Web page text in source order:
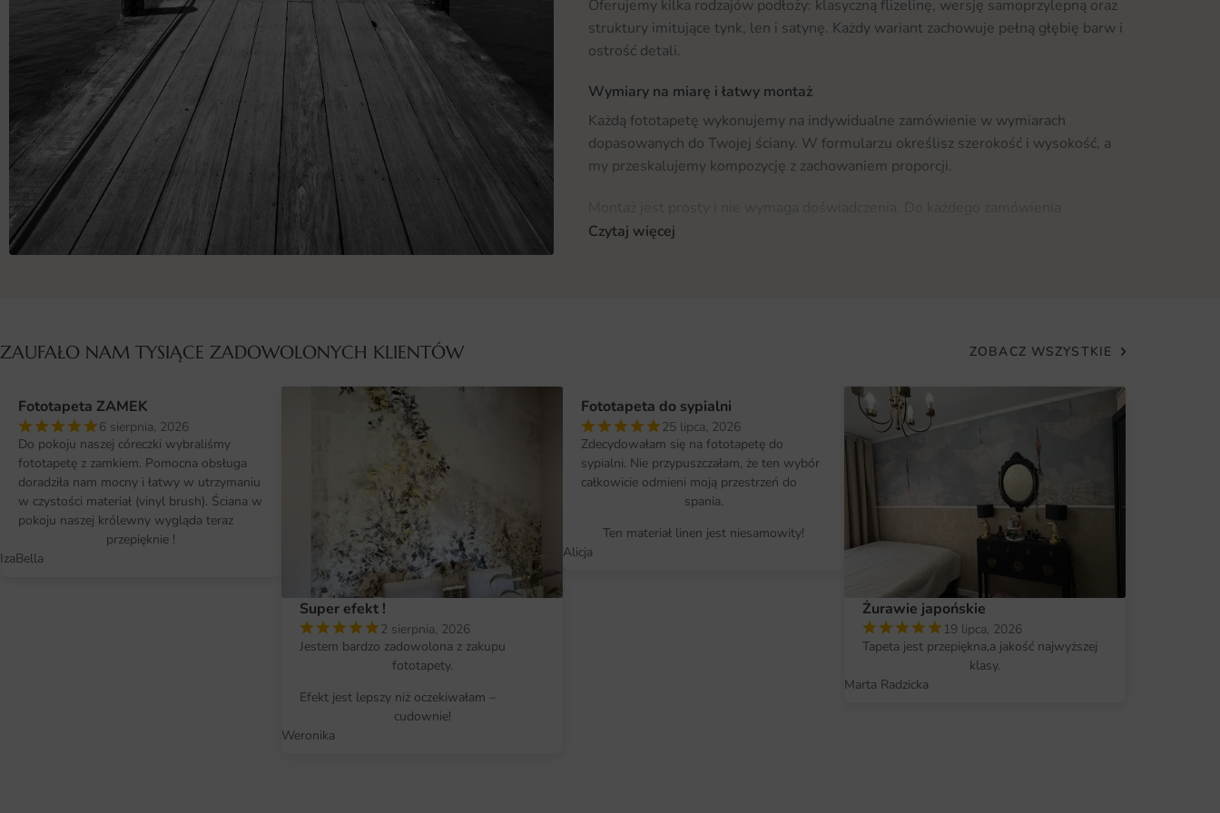
Oferujemy kilka rodzajów podłoży: klasyczną flizelinę, wersję samoprzylepną oraz
struktury imitujące tynk, len i satynę. Każdy wariant zachowuje pełną głębię barw i
ostrość detali.
Wymiary na miarę i łatwy montaż
Każdą fototapetę wykonujemy na indywidualne zamówienie w wymiarach
dopasowanych do Twojej ściany. W formularzu określisz szerokość i wysokość, a
my przeskalujemy kompozycję z zachowaniem proporcji.
dołączamy instrukcję i numerację pasów. Flizelinę przykleja się klejem na ścianę, a
dekoracji. To inwestycja w trwały element aranżacji, który będzie cieszyć oko przez
Architektoniczny motyw mostu
Klasyczna kompozycja z lustrem wody
Wyrafinowana paleta neutrałów
Niebanalny akcent dla koneserów
Czytaj więcej
ZAUFAŁO NAM TYSIĄCE ZADOWOLONYCH KLIENTÓW ZOBACZ WSZYSTKIE
Fototapeta ZAMEK
6 sierpnia, 2026
Do pokoju naszej córeczki wybraliśmy
fototapetę z zamkiem. Pomocna obsługa
doradziła nam mocny i łatwy w utrzymaniu
w czystości materiał (vinyl brush). Ściana w
pokoju naszej królewny wygląda teraz
przepięknie !
IzaBella
Super efekt !
2 sierpnia, 2026
Jestem bardzo zadowolona z zakupu
fototapety.
Efekt jest lepszy niż oczekiwałam –
cudownie!
Weronika
Fototapeta do sypialni
25 lipca, 2026
Zdecydowałam się na fototapetę do
sypialni. Nie przypuszczałam, że ten wybór
całkowicie odmieni moją przestrzeń do
spania.
Ten materiał linen jest niesamowity!
Alicja
Żurawie japońskie
19 lipca, 2026
Tapeta jest przepiękna,a jakość najwyższej
klasy.
Marta Radzicka